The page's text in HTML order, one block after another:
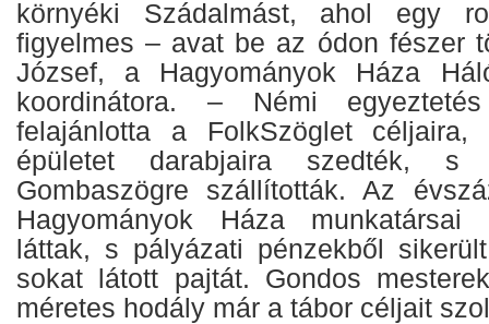
környéki Szádalmást, ahol egy
figyelmes – avat be az ódon fészer
József, a Hagyományok Háza
koordinátora. – Némi
felajánlotta a FolkSzöglet
épületet darabjaira szedték, s
Gombaszögre szállították. Az
Hagyományok Háza munkatársai
láttak, s pályázati pénzekből
sokat látott pajtát. Gondos
méretes hodály már a tábor céljait